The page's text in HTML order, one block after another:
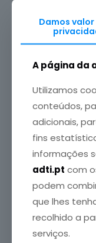
ADTI
O Consumo
Nos diversos
uma
funções
Damos valor
A página da
Utilizamos
conteúdos,
adicionais,
fins
informações
adti.pt com
podem
que lhes
recolhido a
serviços.